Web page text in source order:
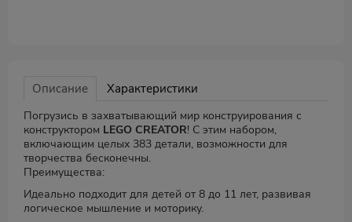
Описание Характеристики
Погрузись в захватывающий мир конструирования с
конструктором LEGO CREATOR! С этим набором,
включающим целых 383 детали, возможности для
творчества бесконечны.
Преимущества:
Идеально подходит для детей от 8 до 11 лет, развивая
логическое мышление и моторику.